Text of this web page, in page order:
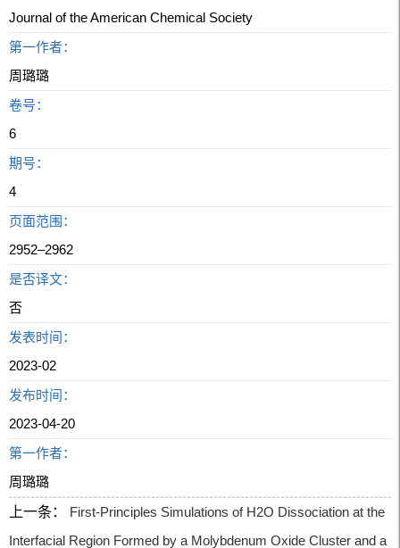
Journal of the American Chemical Society
第一作者：
周璐璐
卷号：
6
期号：
4
页面范围：
2952–2962
是否译文：
否
发表时间：
2023-02
发布时间：
2023-04-20
第一作者：
周璐璐
上一条：
First-Principles Simulations of H2O Dissociation at the
Interfacial Region Formed by a Molybdenum Oxide Cluster and a